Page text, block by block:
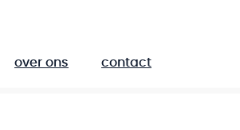
over ons contact